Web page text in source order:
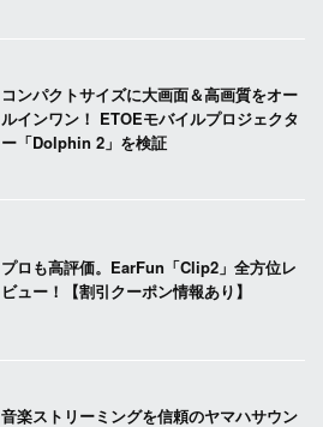
コンパクトサイズに大画面＆高画質をオー
ルインワン！ ETOEモバイルプロジェクタ
ー「Dolphin 2」を検証
プロも高評価。EarFun「Clip2」全方位レ
ビュー！【割引クーポン情報あり】
音楽ストリーミングを信頼のヤマハサウン